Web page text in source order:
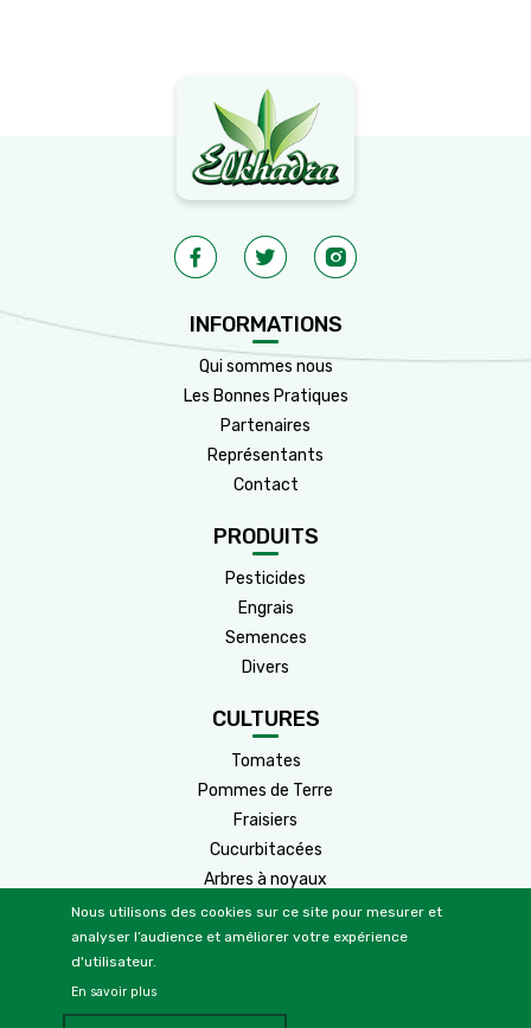
INFORMATIONS
Qui sommes nous
Les Bonnes Pratiques
Partenaires
Représentants
Contact
PRODUITS
Pesticides
Engrais
Semences
Divers
CULTURES
Tomates
Pommes de Terre
Fraisiers
Cucurbitacées
Arbres à noyaux
Arbres à pépins
Cultures
Oliviers
Nous utilisons des cookies sur ce site pour mesurer et
analyser l’audience et améliorer votre expérience
d'utilisateur.
En savoir plus